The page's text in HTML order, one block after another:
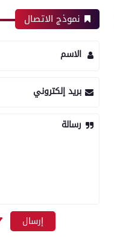
نموذج الاتصال
الاسم
بريد إلكتروني
رسالة